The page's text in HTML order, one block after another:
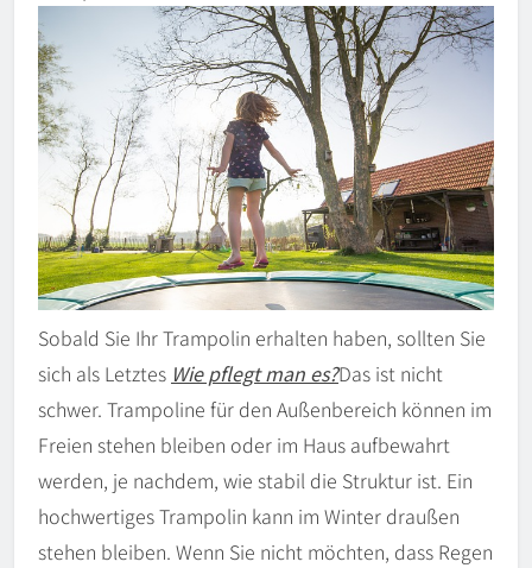
Sobald Sie Ihr Trampolin erhalten haben, sollten Sie
sich als Letztes Wie pflegt man es?Das ist nicht
schwer. Trampoline für den Außenbereich können im
Freien stehen bleiben oder im Haus aufbewahrt
werden, je nachdem, wie stabil die Struktur ist. Ein
hochwertiges Trampolin kann im Winter draußen
stehen bleiben. Wenn Sie nicht möchten, dass Regen